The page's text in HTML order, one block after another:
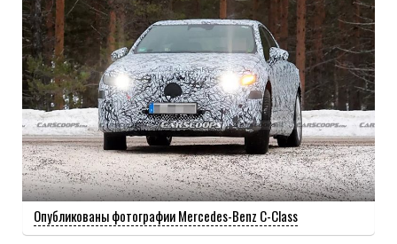
Опубликованы фотографии Mercedes-Benz C-Class